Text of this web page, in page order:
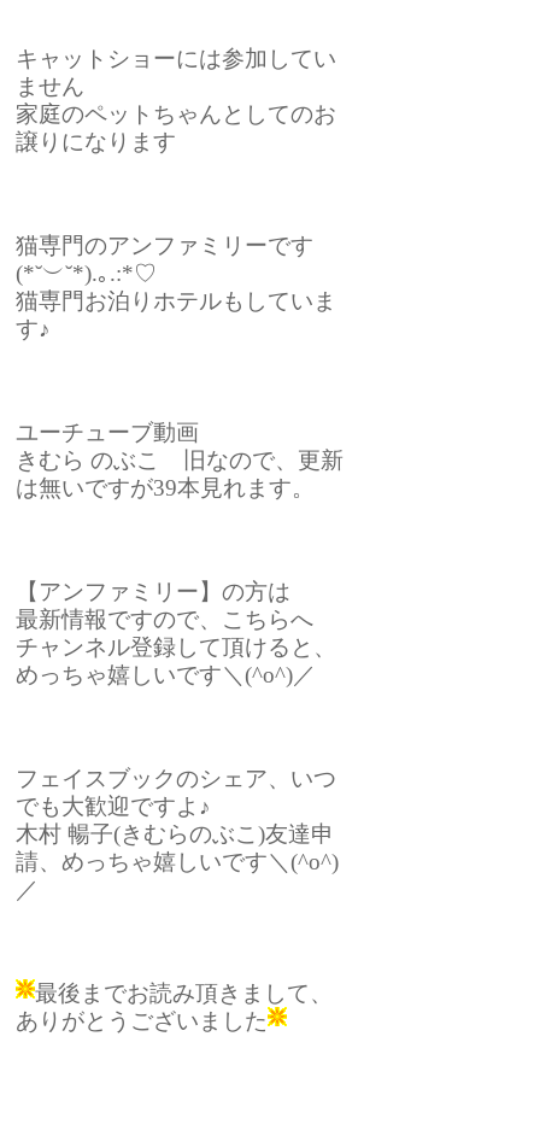
キャットショーには参加してい
ません
家庭のペットちゃんとしてのお
譲りになります
猫専門のアンファミリーです
(*˘︶˘*).｡.:*♡
猫専門お泊りホテルもしていま
す♪
ユーチューブ動画
きむら のぶこ 旧なので、更新
は無いですが39本見れます。
【アンファミリー】の方は
最新情報ですので、こちらへ
チャンネル登録して頂けると、
めっちゃ嬉しいです＼(^o^)／
フェイスブックのシェア、いつ
でも大歓迎ですよ♪
木村 暢子(きむらのぶこ)友達申
請、めっちゃ嬉しいです＼(^o^)
／
最後までお読み頂きまして、
ありがとうございました